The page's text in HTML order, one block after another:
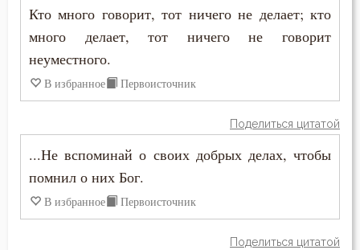
Бедность
Безмолвие
Беснование
Беспечность
Бесплодие
Григорий Богослов
Григорий Нисский
Григорий Синаит
Ефрем Сирин
Кто много говорит, тот ничего не делает; кто
много делает, тот ничего не говорит
неуместного.
В избранное Первоисточник
Поделиться цитатой
...Не вспоминай о своих добрых делах, чтобы
помнил о них Бог.
В избранное Первоисточник
Поделиться цитатой